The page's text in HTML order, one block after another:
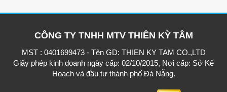
CÔNG TY TNHH MTV THIÊN KỲ TÂM
MST : 0401699473 - Tên GD: THIEN KY TAM CO.,LTD
Giấy phép kinh doanh ngày cấp: 02/10/2015, Nơi cấp: Sở Kế
Hoạch và đầu tư thành phố Đà Nẵng.